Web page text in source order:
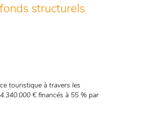
structurels
touristique à travers les
€ financés à 55 % par